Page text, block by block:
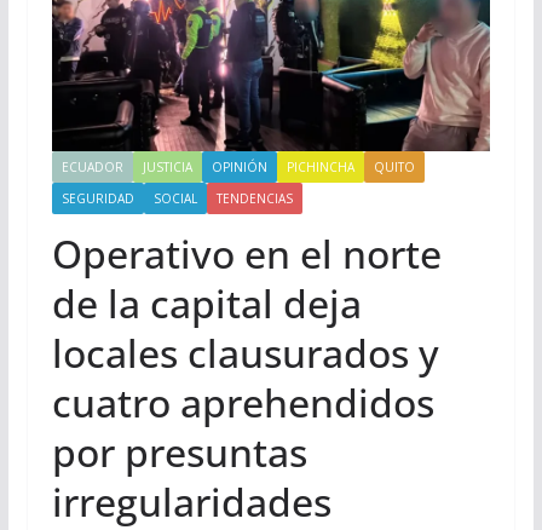
ECUADOR JUSTICIA OPINIÓN PICHINCHA
QUITO
SEGURIDAD
SOCIAL TENDENCIAS
Operativo en el norte
de la capital deja
locales clausurados y
cuatro aprehendidos
por presuntas
irregularidades